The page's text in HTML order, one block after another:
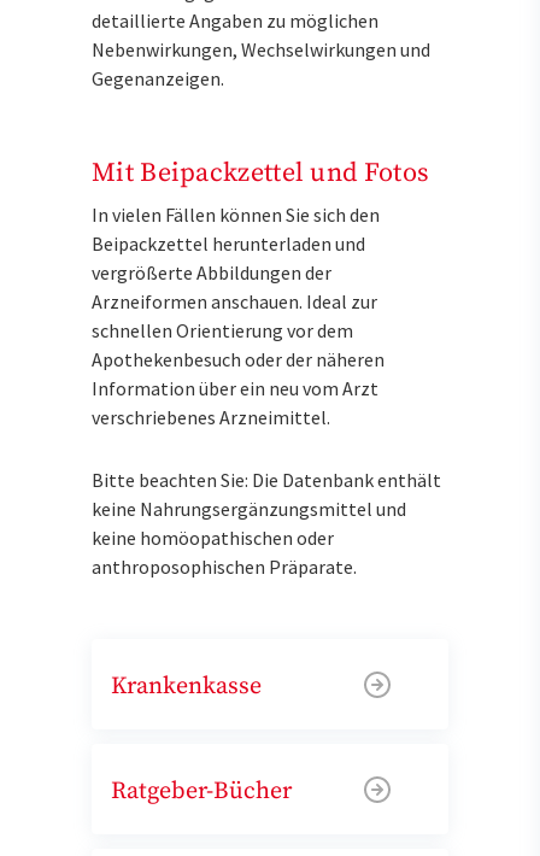
detaillierte Angaben zu möglichen
Nebenwirkungen, Wechselwirkungen und
Gegenanzeigen.
Mit Beipackzettel und Fotos
In vielen Fällen können Sie sich den
Beipackzettel herunterladen und
vergrößerte Abbildungen der
Arzneiformen anschauen. Ideal zur
schnellen Orientierung vor dem
Apothekenbesuch oder der näheren
Information über ein neu vom Arzt
verschriebenes Arzneimittel.
Bitte beachten Sie: Die Datenbank enthält
keine Nahrungsergänzungsmittel und
keine homöopathischen oder
anthroposophischen Präparate.
Krankenkasse
Ratgeber-Bücher